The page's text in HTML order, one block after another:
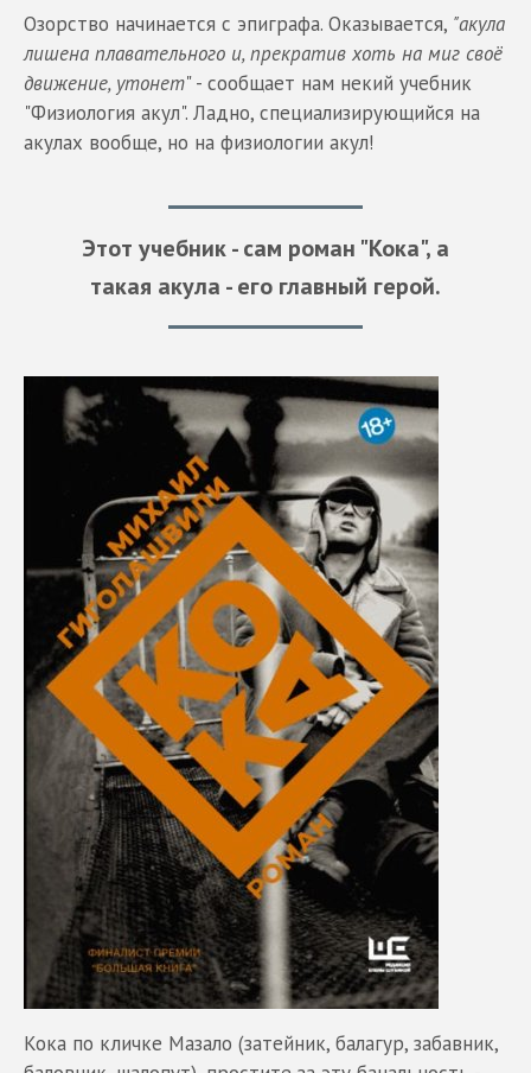
Озорство начинается с эпиграфа. Оказывается, "акула
лишена плавательного и, прекратив хоть на миг своё
движение, утонет" - сообщает нам некий учебник
"Физиология акул". Ладно, специализирующийся на
акулах вообще, но на физиологии акул!
Этот учебник - сам роман "Кока", а
такая акула - его главный герой.
Кока по кличке Мазало (затейник, балагур, забавник,